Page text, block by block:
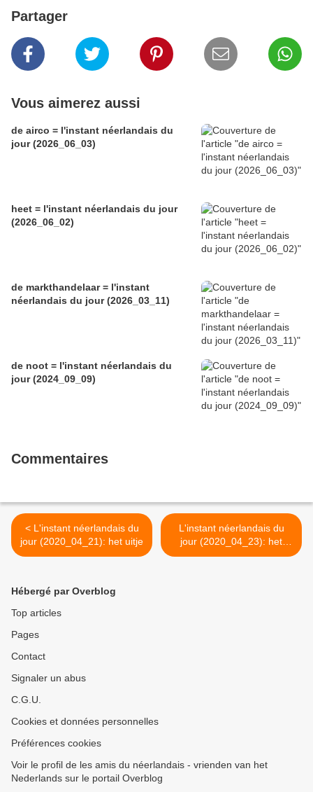
Partager
Vous aimerez aussi
de airco = l'instant néerlandais du
jour (2026_06_03)
heet = l'instant néerlandais du jour
(2026_06_02)
de markthandelaar = l'instant
néerlandais du jour (2026_03_11)
de noot = l'instant néerlandais du
jour (2024_09_09)
Commentaires
< L'instant néerlandais du
jour (2020_04_21): het uitje
L'instant néerlandais du
jour (2020_04_23): het
mondmasker >
Hébergé par Overblog
Top articles
Pages
Contact
Signaler un abus
C.G.U.
Cookies et données personnelles
Préférences cookies
Voir le profil de les amis du néerlandais - vrienden van het
Nederlands sur le portail Overblog